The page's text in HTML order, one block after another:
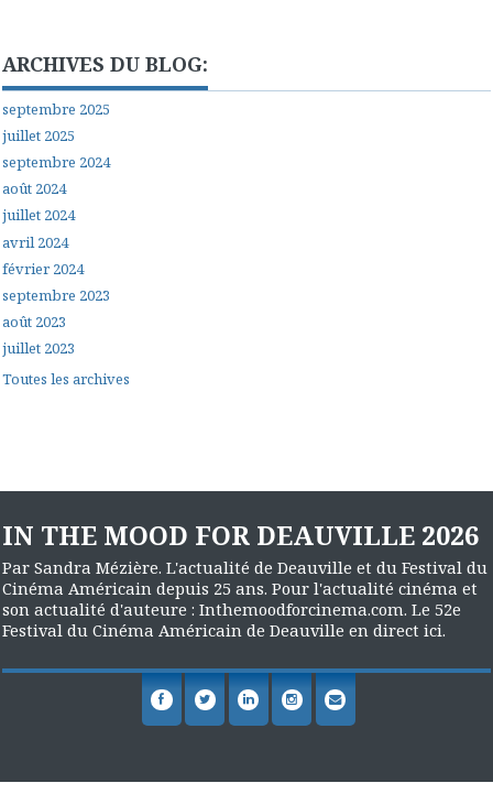
ARCHIVES DU BLOG:
septembre 2025
juillet 2025
septembre 2024
août 2024
juillet 2024
avril 2024
février 2024
septembre 2023
août 2023
juillet 2023
Toutes les archives
IN THE MOOD FOR DEAUVILLE 2026
Par Sandra Mézière. L'actualité de Deauville et du Festival du
Cinéma Américain depuis 25 ans. Pour l'actualité cinéma et
son actualité d'auteure : Inthemoodforcinema.com. Le 52e
Festival du Cinéma Américain de Deauville en direct ici.